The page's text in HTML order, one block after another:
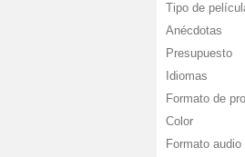
Tipo de
Anécdotas
Presupuesto
Idiomas
Formato de
Color
Formato audio